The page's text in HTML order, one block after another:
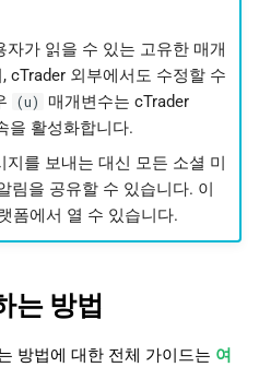
Русский
Türkçe
가 읽을 수 있는 고유한 매개
cTrader 외부에서도 수정할 수
(u)
매개변수는 cTrader
을 활성화합니다.
를 보내는 대신 모든 소셜 미
림을 공유할 수 있습니다. 이
폼에서 열 수 있습니다.
는 방법
방법에 대한 전체 가이드는 여